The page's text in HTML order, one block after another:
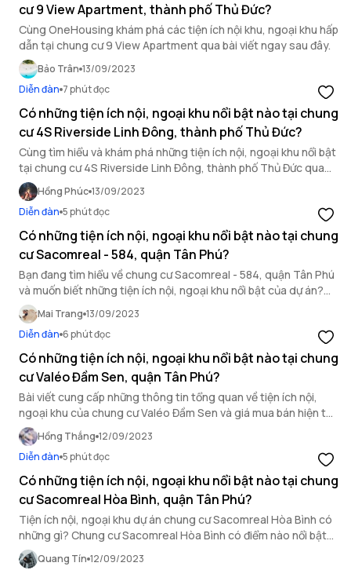
cư 9 View Apartment, thành phố Thủ Đức?
Cùng OneHousing khám phá các tiện ích nội khu, ngoại khu hấp
dẫn tại chung cư 9 View Apartment qua bài viết ngay sau đây.
Bảo Trân 13/09/2023
Diễn đàn 7 phút đọc
Có những tiện ích nội, ngoại khu nổi bật nào tại chung
cư 4S Riverside Linh Đông, thành phố Thủ Đức?
Cùng tìm hiểu và khám phá những tiện ích nội, ngoại khu nổi bật
tại chung cư 4S Riverside Linh Đông, thành phố Thủ Đức qua
bài chia sẻ dưới đây.
Hồng Phúc 13/09/2023
Diễn đàn 5 phút đọc
Có những tiện ích nội, ngoại khu nổi bật nào tại chung
cư Sacomreal - 584, quận Tân Phú?
Bạn đang tìm hiểu về chung cư Sacomreal - 584, quận Tân Phú
và muốn biết những tiện ích nội, ngoại khu nổi bật của dự án?
OneHousing sẽ cùng bạn khám phá trong bài viết ngay dưới
đây!
Mai Trang 13/09/2023
Diễn đàn 6 phút đọc
Có những tiện ích nội, ngoại khu nổi bật nào tại chung
cư Valéo Đầm Sen, quận Tân Phú?
Bài viết cung cấp những thông tin tổng quan về tiện ích nội,
ngoại khu của chung cư Valéo Đầm Sen và giá mua bán hiện tại
của dự án đối với những người đang có nhu cầu mua bán căn hộ
chung cư quận Tân Phú.
Hồng Thắng 12/09/2023
Diễn đàn 5 phút đọc
Có những tiện ích nội, ngoại khu nổi bật nào tại chung
cư Sacomreal Hòa Bình, quận Tân Phú?
Tiện ích nội, ngoại khu dự án chung cư Sacomreal Hòa Bình có
những gì? Chung cư Sacomreal Hòa Bình có điểm nào nổi bật?
Cùng tham khảo bài viết dưới đây nhé.
Quang Tín 12/09/2023